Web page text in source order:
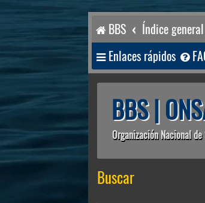
BBS Índice general
Enlaces rápidos
BBS |
Organización Nacional
Buscar